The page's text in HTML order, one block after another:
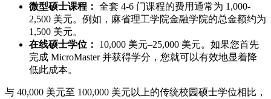
微型硕士课程： 全套 4-6 门课程的费用通常为 1,000-
2,500 美元。例如，麻省理工学院金融学院的总金额约为
1,500 美元。
在线硕士学位：
10,000 美元–25,000 美元。如果您首先
完成 MicroMaster 并获得学分，您就可以有效地显着降
低此成本。
与 40,000 美元至 100,000 美元以上的传统校园硕士学位相比，